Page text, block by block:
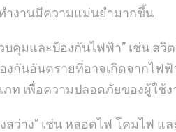
ำงานมีความแม่นยำมากขึ้น
คุมและป้องกันไฟฟ้า” เช่น สวิ
งกันอันตรายที่อาจเกิดจากไ
ภท เพื่อความปลอดภัยของผู้ใช้
ว่าง” เช่น หลอดไฟ โคมไฟ แ